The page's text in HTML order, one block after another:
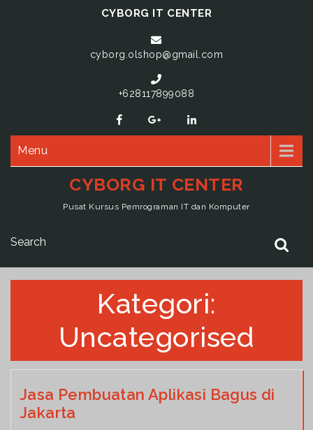
CYBORG IT CENTER
cyborg.olshop@gmail.com
+628117899088
Menu
CYBORG IT CENTER
Pusat Kursus Pemrograman IT dan Komputer
Kategori:
Uncategorised
Jasa Pembuatan Aplikasi Bagus di
Jakarta